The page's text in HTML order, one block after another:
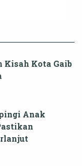
Kisah Kota Gaib
Anak